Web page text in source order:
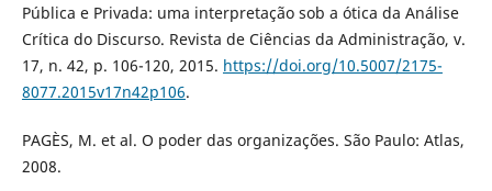
Pública e Privada: uma interpretação sob a ótica da Análise
Crítica do Discurso. Revista de Ciências da Administração, v.
17, n. 42, p. 106-120, 2015. https://doi.org/10.5007/2175-
8077.2015v17n42p106.
PAGÈS, M. et al. O poder das organizações. São Paulo: Atlas,
2008.